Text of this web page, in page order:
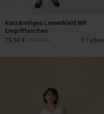
Kurzärmliges Leinenkleid Mit
Eingrifftaschen
5 Farben
79,50 €